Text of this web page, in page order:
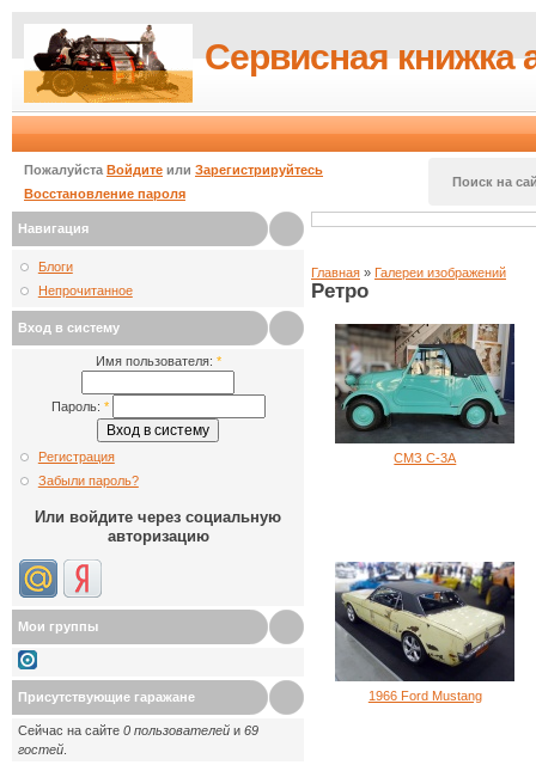
Сервисная книжка
Пожалуйста Войдите или Зарегистрируйтесь
Восстановление пароля
Поиск на
Навигация
Блоги
Непрочитанное
Вход в систему
Имя пользователя: *
Пароль: *
Регистрация
Забыли пароль?
Или войдите через социальную
авторизацию
Мои группы
Присутствующие гаражане
Сейчас на сайте 0 пользователей и 69
гостей
Главная » Галереи изображений
Ретро
СМЗ С-3А
1966 Ford Mustang